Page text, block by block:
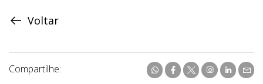
Voltar
Compartilhe: